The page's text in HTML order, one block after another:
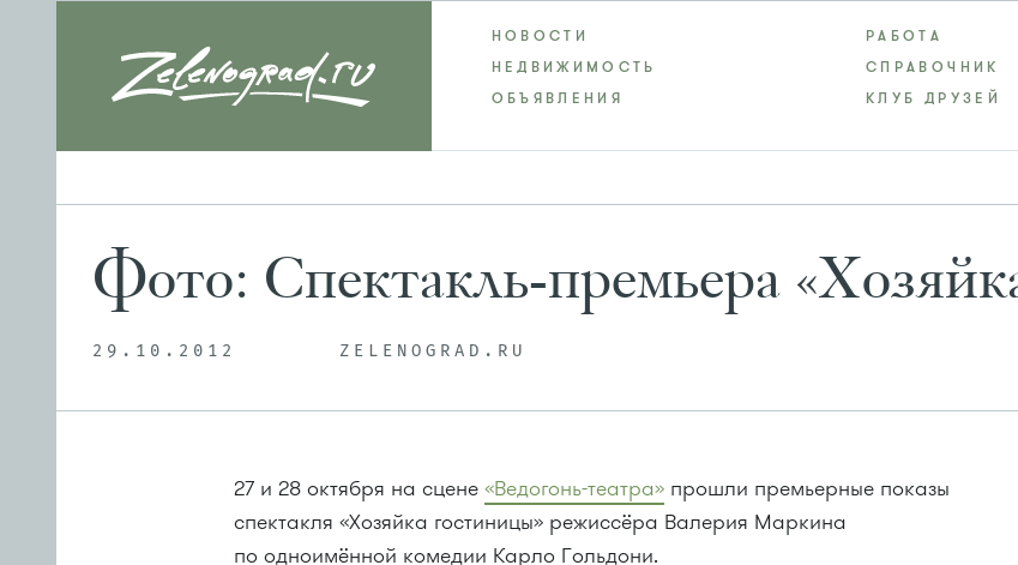
НОВОСТИ
РАБОТА
НЕДВИЖИМОСТЬ
СПРАВОЧНИК
ОБЪЯВЛЕНИЯ
КЛУБ ДРУЗЕЙ
Фото: Спектакль-премьера
29.10.2012 ZELENOGRAD.RU
27 и 28 октября на сцене«Ведогонь-театра» прошли премьерные показы
спектакля «Хозяйка гостиницы» режиссёра Валерия Маркина
по одноимённой комедии Карло Гольдони.